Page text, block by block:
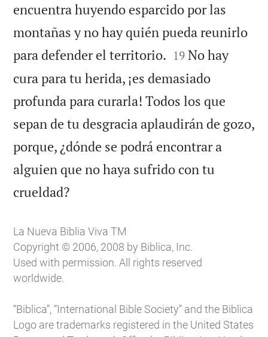
encuentra huyendo esparcido por las
montañas y no hay quién pueda reunirlo
para defender el territorio. 

19 No hay
cura para tu herida, ¡es demasiado
profunda para curarla! Todos los que
sepan de tu desgracia aplaudirán de gozo,
porque, ¿dónde se podrá encontrar a
alguien que no haya sufrido con tu
crueldad?
La Nueva Biblia Viva TM
Copyright © 2006, 2008 by Biblica, Inc.
Used with permission. All rights reserved
worldwide.
“Biblica”, “International Bible Society” and the Biblica
Logo are trademarks registered in the United States